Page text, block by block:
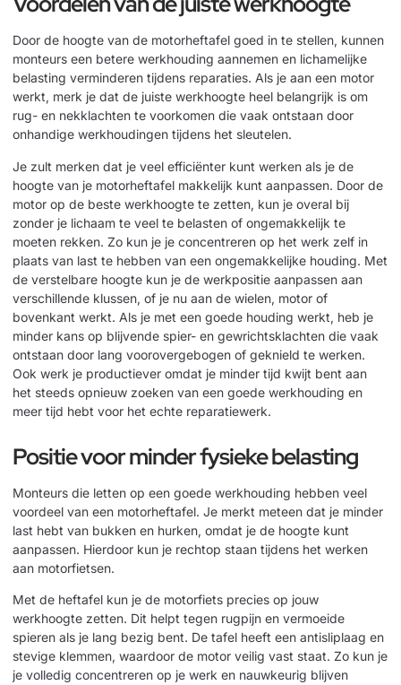
Door de hoogte van de motorheftafel goed in te stellen, kunnen
monteurs een betere werkhouding aannemen en lichamelijke
belasting verminderen tijdens reparaties. Als je aan een motor
werkt, merk je dat de juiste werkhoogte heel belangrijk is om
rug- en nekklachten te voorkomen die vaak ontstaan door
onhandige werkhoudingen tijdens het sleutelen.
Je zult merken dat je veel efficiënter kunt werken als je de
hoogte van je motorheftafel makkelijk kunt aanpassen. Door de
motor op de beste werkhoogte te zetten, kun je overal bij
zonder je lichaam te veel te belasten of ongemakkelijk te
moeten rekken. Zo kun je je concentreren op het werk zelf in
plaats van last te hebben van een ongemakkelijke houding. Met
de verstelbare hoogte kun je de werkpositie aanpassen aan
verschillende klussen, of je nu aan de wielen, motor of
bovenkant werkt. Als je met een goede houding werkt, heb je
minder kans op blijvende spier- en gewrichtsklachten die vaak
ontstaan door lang voorovergebogen of geknield te werken.
Ook werk je productiever omdat je minder tijd kwijt bent aan
het steeds opnieuw zoeken van een goede werkhouding en
meer tijd hebt voor het echte reparatiewerk.
Positie voor minder fysieke belasting
Monteurs die letten op een goede werkhouding hebben veel
voordeel van een motorheftafel. Je merkt meteen dat je minder
last hebt van bukken en hurken, omdat je de hoogte kunt
aanpassen. Hierdoor kun je rechtop staan tijdens het werken
aan motorfietsen.
Met de heftafel kun je de motorfiets precies op jouw
werkhoogte zetten. Dit helpt tegen rugpijn en vermoeide
spieren als je lang bezig bent. De tafel heeft een antisliplaag en
stevige klemmen, waardoor de motor veilig vast staat. Zo kun je
je volledig concentreren op je werk en nauwkeurig blijven